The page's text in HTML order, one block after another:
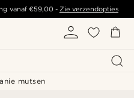
vanaf €59,00- Zie verzendopties
mutsen